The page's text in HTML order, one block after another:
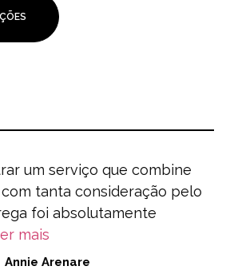
um serviço que combine
tanta consideração pelo
foi absolutamente
mais
Annie Arenare